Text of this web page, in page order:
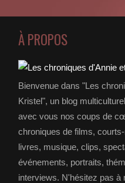
À PROPOS
Bienvenue dans "Les
Kristel", un blog
avec vous nos coups de
chroniques de films,
livres, musique, clips,
événements, portraits,
interviews. N'hésitez pas à